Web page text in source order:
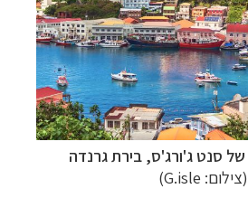
סנט ג'ורג'ס, בירת גרנדה
(צילום: G.isle)